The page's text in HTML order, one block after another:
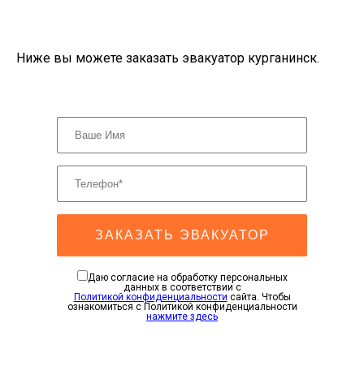
Ниже вы можете заказать эвакуатор курганинск.
ЗАКАЗАТЬ ЭВАКУАТОР
Даю согласие на обработку персональных
данных в соответствии с
Политикой конфиденциальности сайта. Чтобы
ознакомиться с Политикой конфиденциальности
нажмите здесь